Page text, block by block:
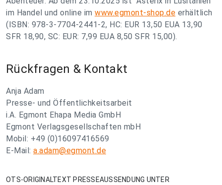
im Handel und online im www.egmont-shop.de erhältlich
(ISBN: 978-3-7704-2441-2, HC: EUR 13,50 EUA 13,90
SFR 18,90, SC: EUR: 7,99 EUA 8,50 SFR 15,00).
Rückfragen & Kontakt
Anja Adam
Presse- und Öffentlichkeitsarbeit
i.A. Egmont Ehapa Media GmbH
Egmont Verlagsgesellschaften mbH
Mobil: +49 (0)16097416569
E-Mail: a.adam@egmont.de
OTS-ORIGINALTEXT PRESSEAUSSENDUNG UNTER